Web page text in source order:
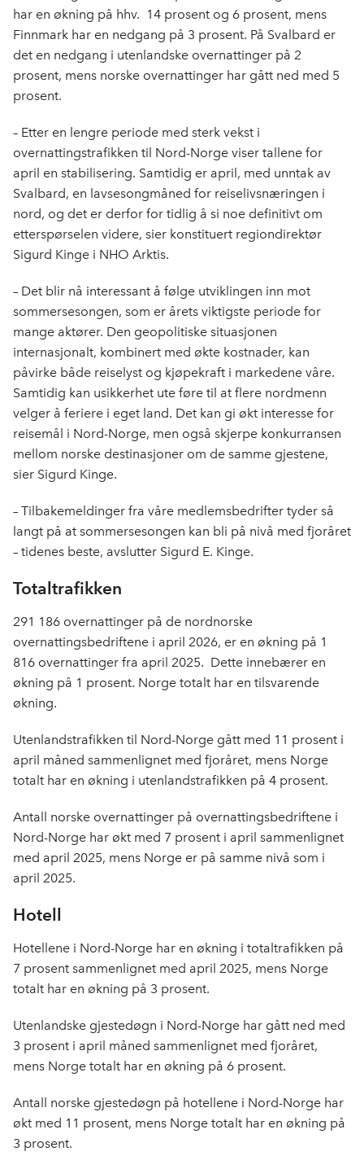
har en økning på hhv. 14 prosent og 6 prosent, mens
Finnmark har en nedgang på 3 prosent. På Svalbard er
det en nedgang i utenlandske overnattinger på 2
prosent, mens norske overnattinger har gått ned med 5
prosent.
– Etter en lengre periode med sterk vekst i
overnattingstrafikken til Nord-Norge viser tallene for
april en stabilisering. Samtidig er april, med unntak av
Svalbard, en lavsesongmåned for reiselivsnæringen i
nord, og det er derfor for tidlig å si noe definitivt om
etterspørselen videre, sier konstituert regiondirektør
Sigurd Kinge i NHO Arktis.
– Det blir nå interessant å følge utviklingen inn mot
sommersesongen, som er årets viktigste periode for
mange aktører. Den geopolitiske situasjonen
internasjonalt, kombinert med økte kostnader, kan
påvirke både reiselyst og kjøpekraft i markedene våre.
Samtidig kan usikkerhet ute føre til at flere nordmenn
velger å feriere i eget land. Det kan gi økt interesse for
reisemål i Nord-Norge, men også skjerpe konkurransen
mellom norske destinasjoner om de samme gjestene,
sier Sigurd Kinge.
– Tilbakemeldinger fra våre medlemsbedrifter tyder så
langt på at sommersesongen kan bli på nivå med fjoråret
– tidenes beste, avslutter Sigurd E. Kinge.
Totaltrafikken
291 186 overnattinger på de nordnorske
overnattingsbedriftene i april 2026, er en økning på 1
816 overnattinger fra april 2025. Dette innebærer en
økning på 1 prosent. Norge totalt har en tilsvarende
økning.
Utenlandstrafikken til Nord-Norge gått med 11 prosent i
april måned sammenlignet med fjoråret, mens Norge
totalt har en økning i utenlandstrafikken på 4 prosent.
Antall norske overnattinger på overnattingsbedriftene i
Nord-Norge har økt med 7 prosent i april sammenlignet
med april 2025, mens Norge er på samme nivå som i
april 2025.
Hotell
Hotellene i Nord-Norge har en økning i totaltrafikken på
7 prosent sammenlignet med april 2025, mens Norge
totalt har en økning på 3 prosent.
Utenlandske gjestedøgn i Nord-Norge har gått ned med
3 prosent i april måned sammenlignet med fjoråret,
mens Norge totalt har en økning på 6 prosent.
Antall norske gjestedøgn på hotellene i Nord-Norge har
økt med 11 prosent, mens Norge totalt har en økning på
3 prosent.